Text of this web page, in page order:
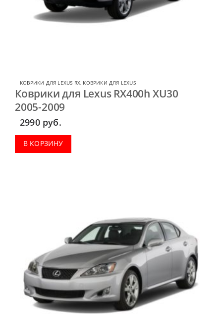
КОВРИКИ ДЛЯ LEXUS RX, КОВРИКИ ДЛЯ LEXUS
Коврики для Lexus RX400h XU30
2005-2009
2990 руб.
В КОРЗИНУ